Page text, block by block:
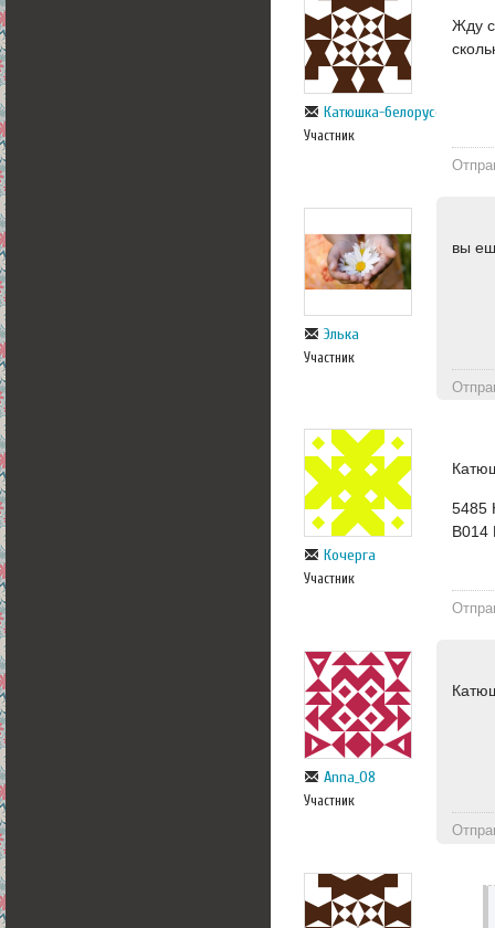
Катюшка-белорусска
Участник
Жду
Элька
Участник
вы
Кочерга
Участник
5485
Anna_08
Участник